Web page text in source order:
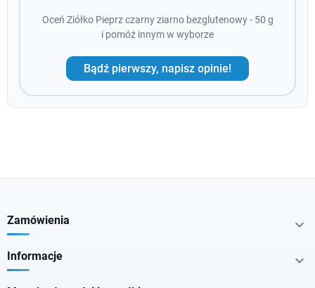
Oceń Ziółko Pieprz czarny ziarno bezglutenowy - 50 g
i pomóż innym w wyborze
Bądź pierwszy, napisz opinie!
Zamówienia 
Informacje 